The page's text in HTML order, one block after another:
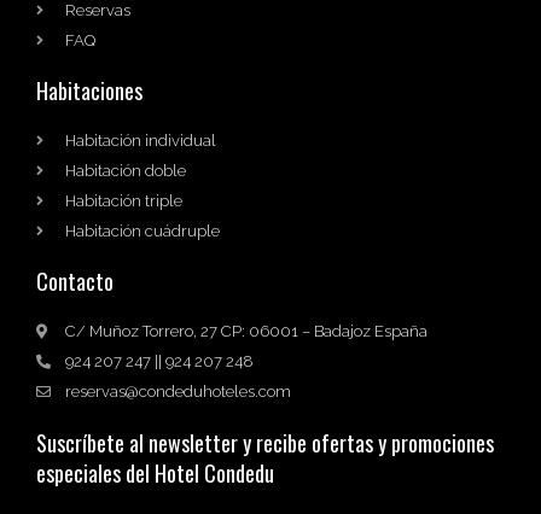
Reservas
FAQ
Habitaciones
Habitación individual
Habitación doble
Habitación triple
Habitación cuádruple
Contacto
C/ Muñoz Torrero, 27 CP: 06001 – Badajoz España
924 207 247 || 924 207 248
reservas@condeduhoteles.com
Suscríbete al newsletter y recibe ofertas y promociones
especiales del Hotel Condedu